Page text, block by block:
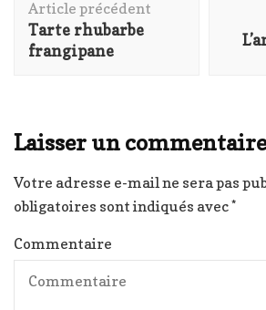
d'article
Article précédent
Tarte rhubarbe
frangipane
Laisser un commentaire
Votre adresse e-mail ne sera pas
obligatoires sont indiqués avec*
Commentaire